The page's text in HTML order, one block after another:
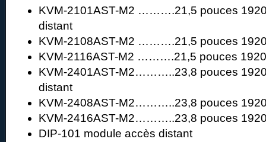
KVM-2101AST-M2 ……….21,5 pouces
distant
KVM-2108AST-M2 ……….21,5 pouces
KVM-2116AST-M2 ……….21,5 pouces
KVM-2401AST-M2………..23,8 pouces
distant
KVM-2408AST-M2………..23,8 pouces
KVM-2416AST-M2………..23,8 pouces
DIP-101 module accès distant